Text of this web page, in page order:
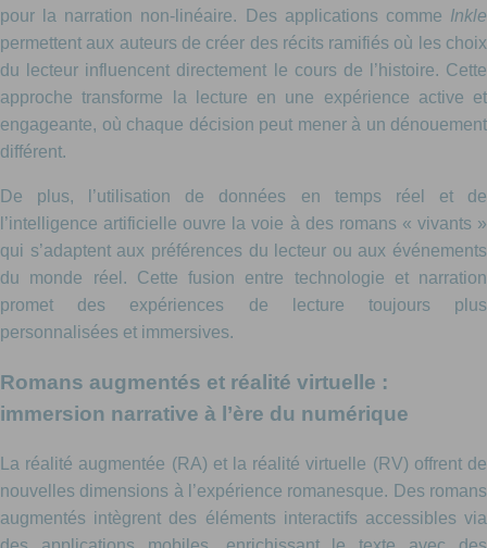
pour la narration non-linéaire. Des applications comme Inkle
permettent aux auteurs de créer des récits ramifiés où les choix
du lecteur influencent directement le cours de l’histoire. Cette
approche transforme la lecture en une expérience active et
engageante, où chaque décision peut mener à un dénouement
différent.
De plus, l’utilisation de données en temps réel et de
l’intelligence artificielle ouvre la voie à des romans « vivants »
qui s’adaptent aux préférences du lecteur ou aux événements
du monde réel. Cette fusion entre technologie et narration
promet des expériences de lecture toujours plus
personnalisées et immersives.
Romans augmentés et réalité virtuelle :
immersion narrative à l’ère du numérique
La réalité augmentée (RA) et la réalité virtuelle (RV) offrent de
nouvelles dimensions à l’expérience romanesque. Des romans
augmentés intègrent des éléments interactifs accessibles via